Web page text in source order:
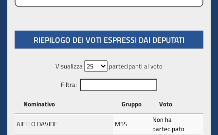
RIEPILOGO DEI VOTI ESPRESSI DAI DEPUTATI
Visualizza
partecipanti al voto
Filtra:
Nominativo
Gruppo Voto
AIELLO DAVIDE M5S
Non ha
partecipato